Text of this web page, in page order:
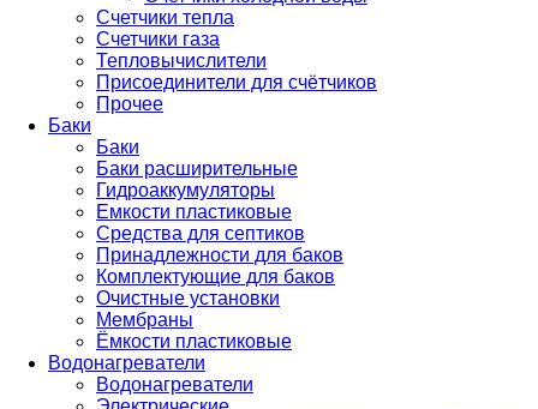
Счетчики тепла
Счетчики газа
Тепловычислители
Присоединители для счётчиков
Прочее
Баки
Баки
Баки расширительные
Гидроаккумуляторы
Емкости пластиковые
Средства для септиков
Принадлежности для баков
Комплектующие для баков
Очистные установки
Мембраны
Ёмкости пластиковые
Водонагреватели
Водонагреватели